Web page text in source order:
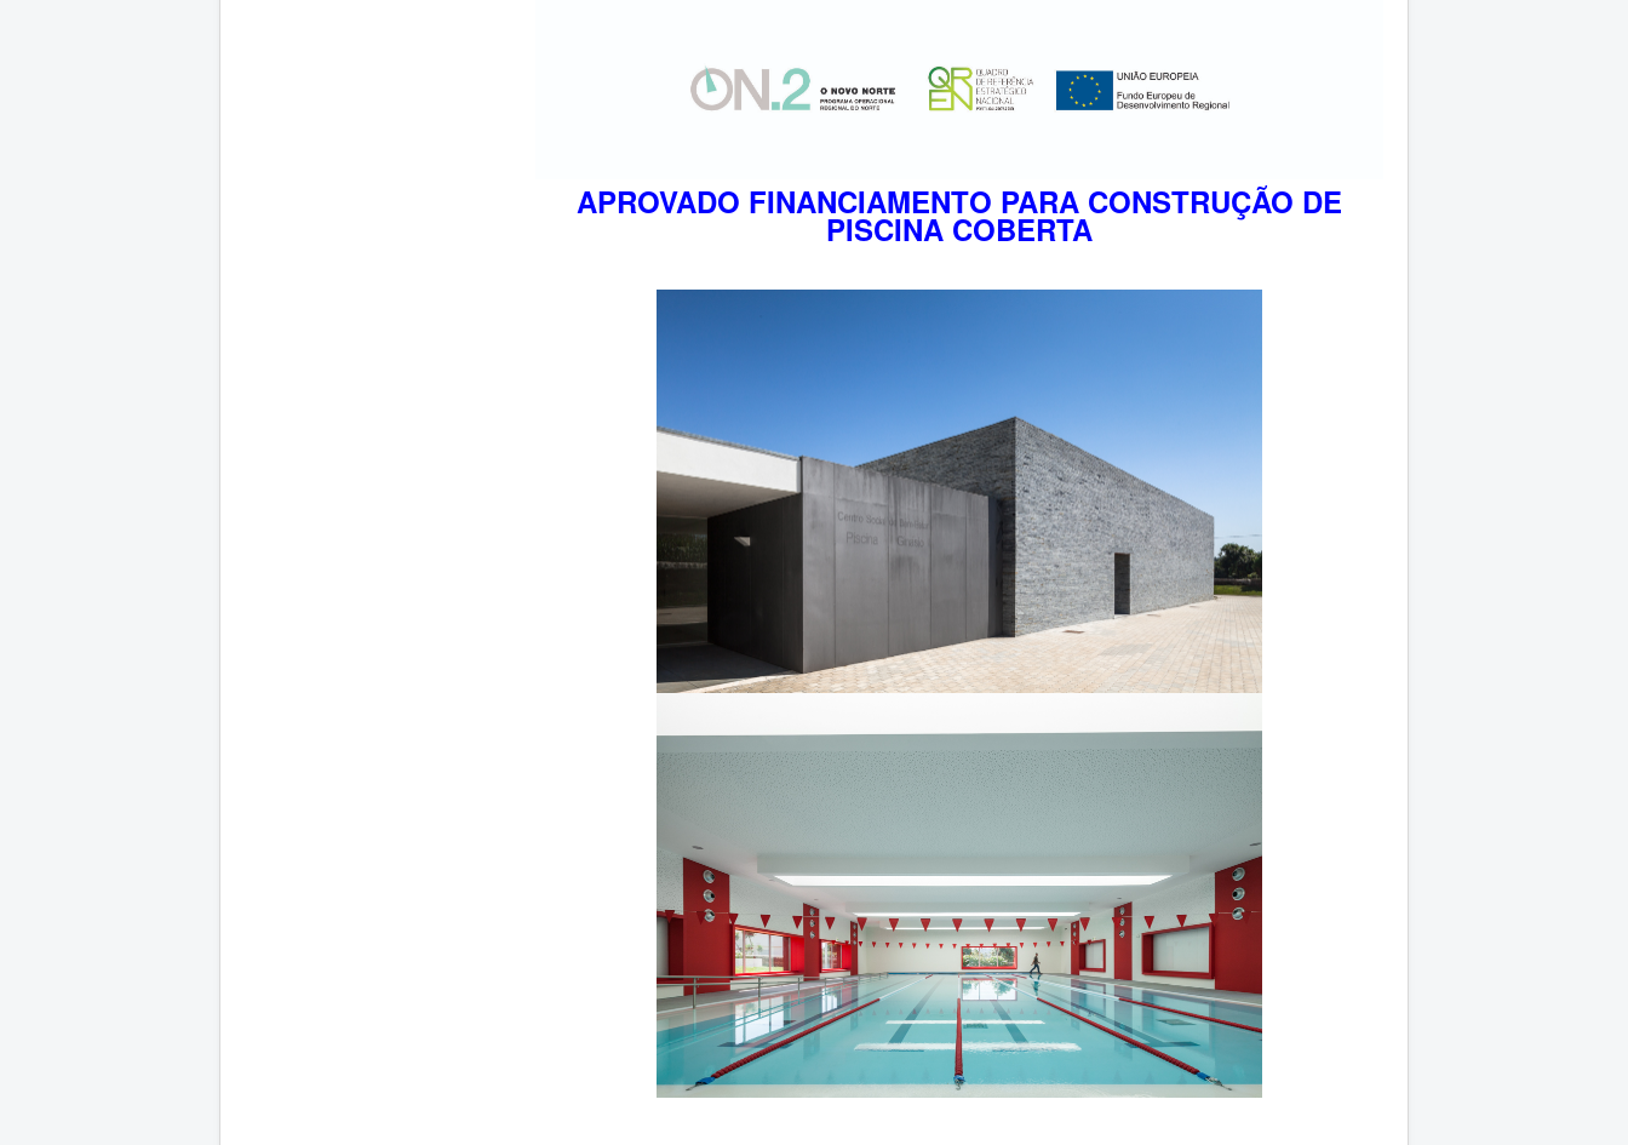
APROVADO FINANCIAMENTO PARA CONSTRUÇÃO DE
PISCINA COBERTA